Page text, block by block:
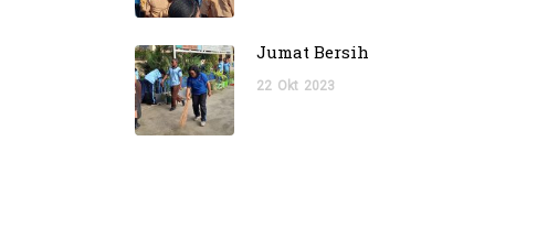
Jumat Bersih
22 Okt 2023